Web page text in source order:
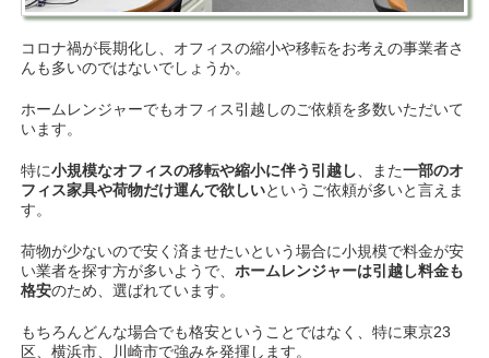
コロナ禍が長期化し、オフィスの縮小や移転をお考えの事業者さ
んも多いのではないでしょうか。
ホームレンジャーでもオフィス引越しのご依頼を多数いただいて
います。
特に小規模なオフィスの移転や縮小に伴う引越し 、また一部のオ
フィス家具や荷物だけ運んで欲しいというご依頼が多いと言えま
す。
荷物が少ないので安く済ませたいという場合に小規模で料金が安
い業者を探す方が多いようで、ホームレンジャーは引越し料金も
格安のため、選ばれています。
もちろんどんな場合でも格安ということではなく、特に東京23
区、横浜市、川崎市で強みを発揮します。